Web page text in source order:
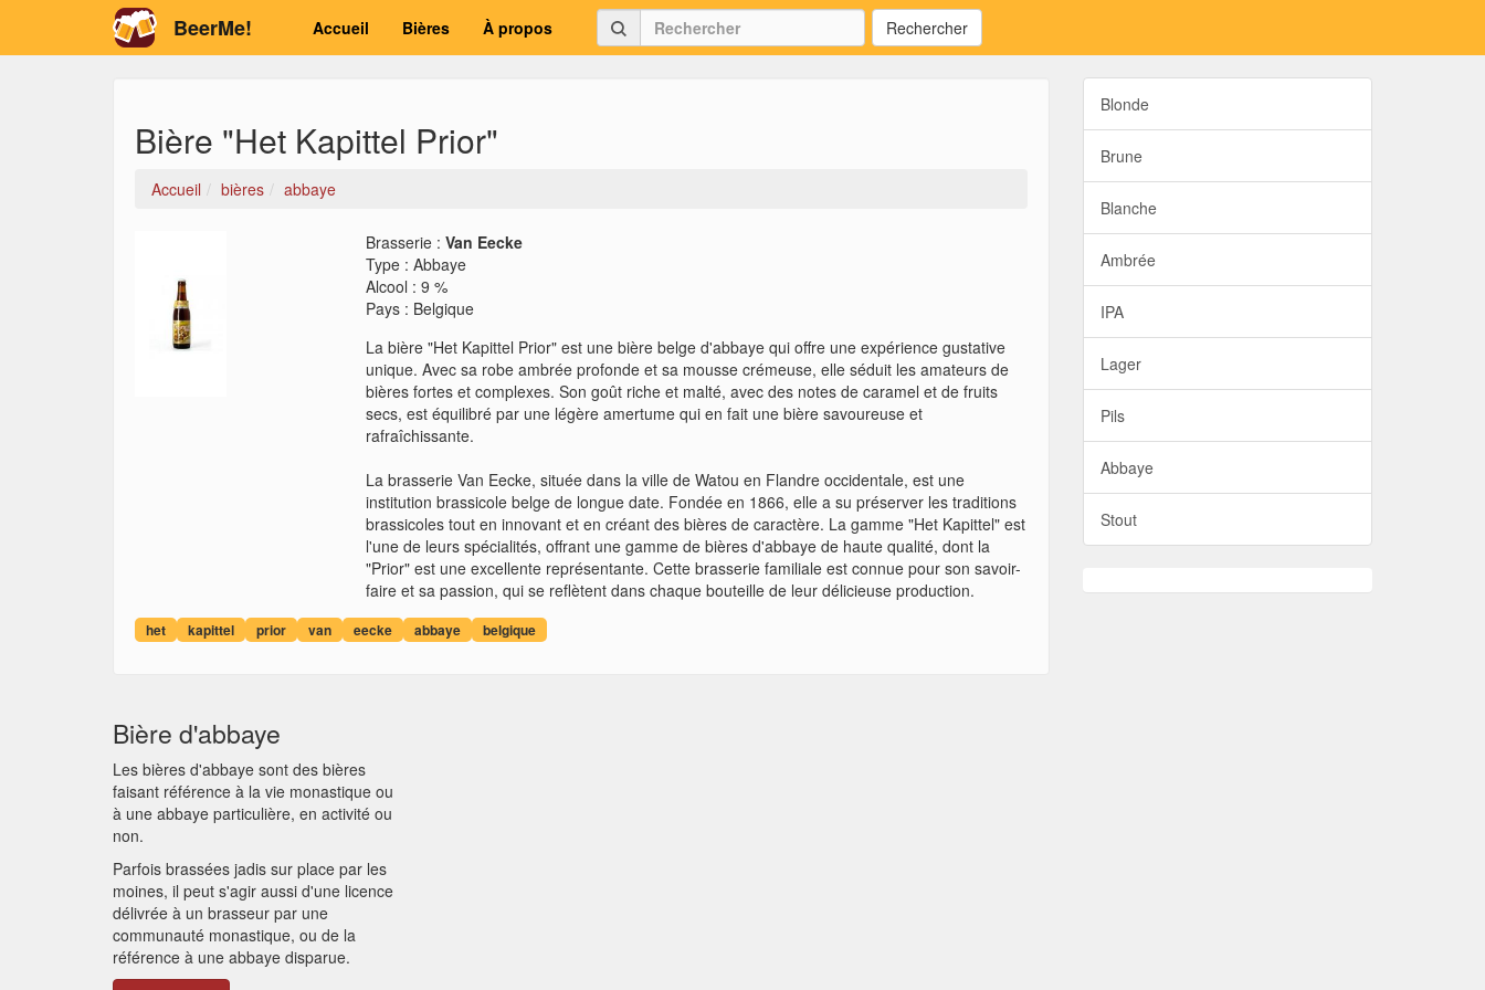
BeerMe! Accueil Bières À propos Rechercher
Bière "Het Kapittel Prior"
Accueil bières abbaye
Brasserie :Van Eecke
Type :Abbaye
Alcool :9 %
Pays : Belgique
La bière "Het Kapittel Prior" est une bière belge d'abbaye qui offre une expérience gustative
unique. Avec sa robe ambrée profonde et sa mousse crémeuse, elle séduit les amateurs de
bières fortes et complexes. Son goût riche et malté, avec des notes de caramel et de fruits
secs, est équilibré par une légère amertume qui en fait une bière savoureuse et
rafraîchissante.
La brasserie Van Eecke, située dans la ville de Watou en Flandre occidentale, est une
institution brassicole belge de longue date. Fondée en 1866, elle a su préserver les traditions
brassicoles tout en innovant et en créant des bières de caractère. La gamme "Het Kapittel" est
l'une de leurs spécialités, offrant une gamme de bières d'abbaye de haute qualité, dont la
"Prior" est une excellente représentante. Cette brasserie familiale est connue pour son savoir-
faire et sa passion, qui se reflètent dans chaque bouteille de leur délicieuse production.
het kapittel prior van eecke abbaye belgique
Bière d'abbaye
Les bières d'abbaye sont des bières
faisant référence à la vie monastique ou
à une abbaye particulière, en activité ou
non.
Parfois brassées jadis sur place par les
moines, il peut s'agir aussi d'une licence
délivrée à un brasseur par une
communauté monastique, ou de la
référence à une abbaye disparue.
Blonde
Brune
Blanche
Ambrée
IPA
Lager
Pils
Abbaye
Stout